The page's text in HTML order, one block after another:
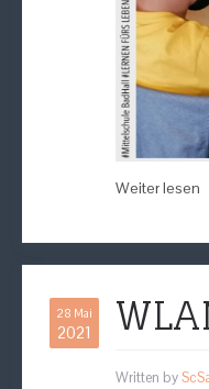
Weiter lesen
28 Mai
2021
Written by